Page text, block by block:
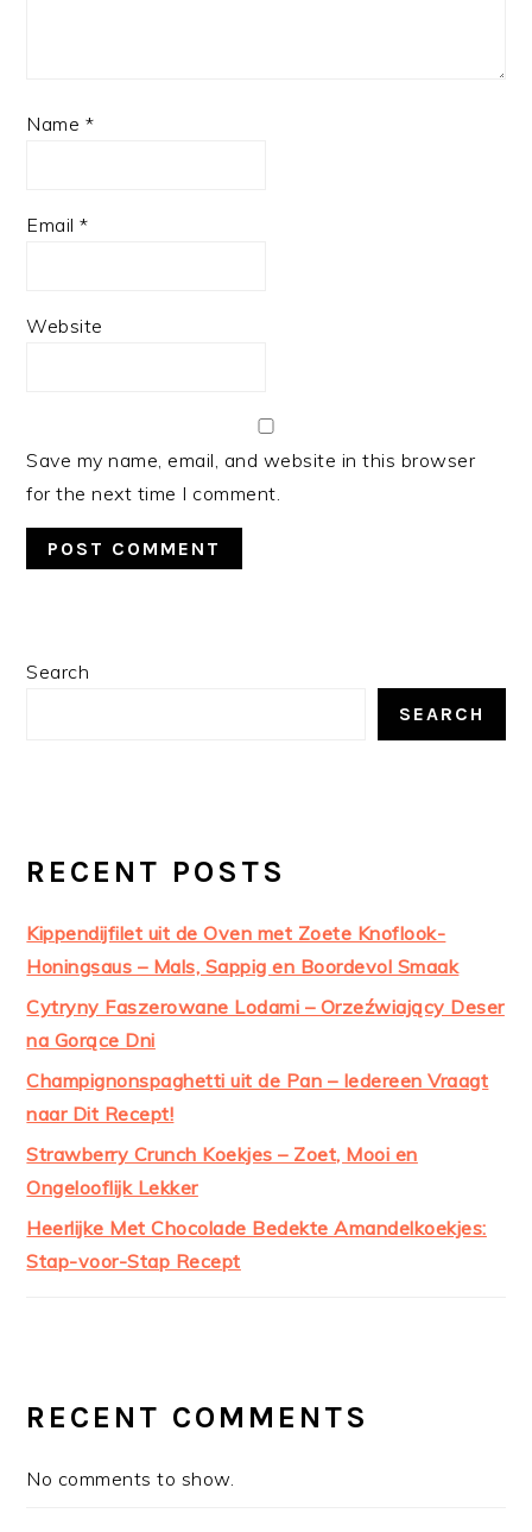
Name *
Email*
Website
Save my name, email, and website in this browser
for the next time I comment.
PRIMARY
Search
SEARCH
RECENT POSTS
Kippendijfilet uit de Oven met Zoete Knoflook-
Honingsaus – Mals, Sappig en Boordevol Smaak
Cytryny Faszerowane Lodami – Orzeźwiający Deser
na Gorące Dni
Champignonspaghetti uit de Pan – Iedereen Vraagt
naar Dit Recept!
Strawberry Crunch Koekjes – Zoet, Mooi en
Ongelooflijk Lekker
Heerlijke Met Chocolade Bedekte Amandelkoekjes:
Stap-voor-Stap Recept
RECENT COMMENTS
No comments to show.